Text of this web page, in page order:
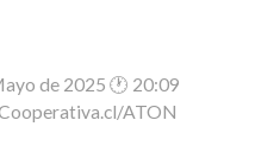
de 2025 🕐 20:09
ATON